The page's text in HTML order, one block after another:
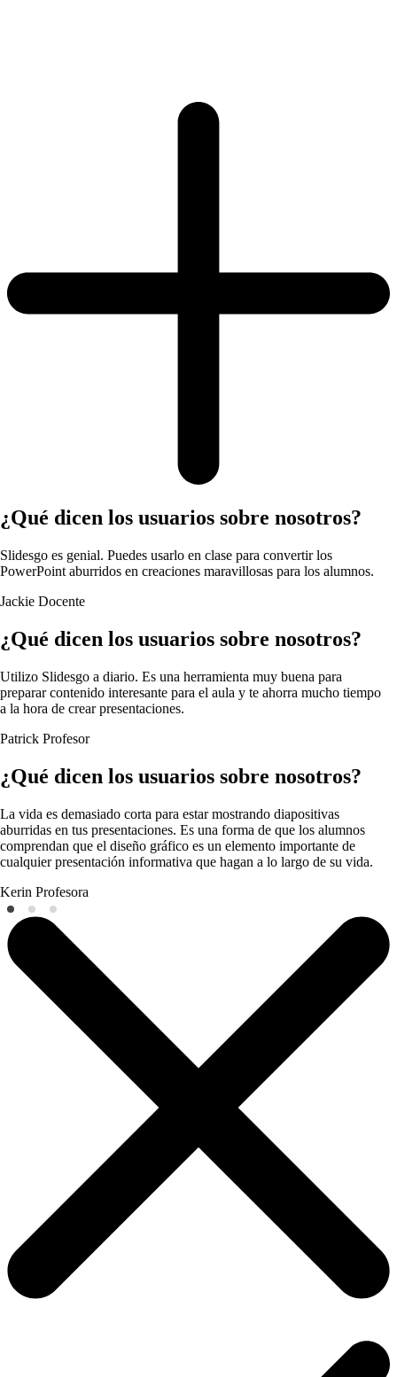
¿Qué dicen los usuarios sobre nosotros?
Slidesgo es genial. Puedes usarlo en clase para convertir los
PowerPoint aburridos en creaciones maravillosas para los alumnos.
Jackie Docente
¿Qué dicen los usuarios sobre nosotros?
Utilizo Slidesgo a diario. Es una herramienta muy buena para
preparar contenido interesante para el aula y te ahorra mucho tiempo
a la hora de crear presentaciones.
Patrick Profesor
¿Qué dicen los usuarios sobre nosotros?
La vida es demasiado corta para estar mostrando diapositivas
aburridas en tus presentaciones. Es una forma de que los alumnos
comprendan que el diseño gráfico es un elemento importante de
cualquier presentación informativa que hagan a lo largo de su vida.
Kerin Profesora